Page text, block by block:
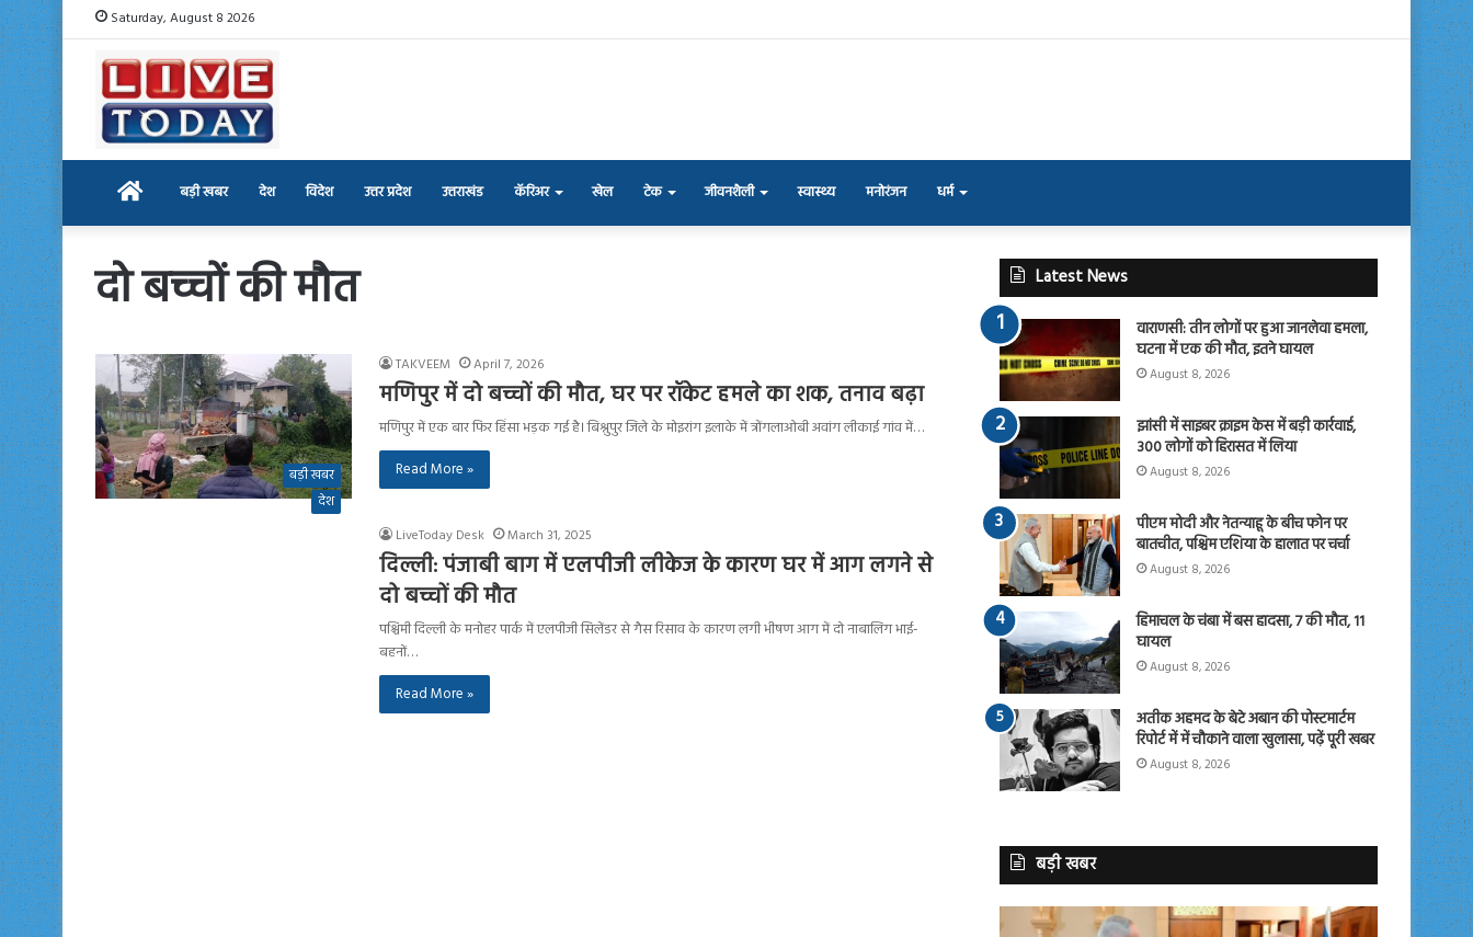
Saturday, August 8 2026
Home बड़ी खबर देश विदेश उत्तर प्रदेश उत्तराखंड कॅरिअर खेल टेक जीवनशैली स्वास्थ्य मनोरंजन धर्म
दो बच्चों की मौत
बड़ी खबर
TAKVEEM April 7, 2026
मणिपुर में दो बच्चों की मौत, घर पर रॉकेट हमले का शक, तनाव बढ़ा
मणिपुर में एक बार फिर हिंसा भड़क गई है। बिश्नुपुर जिले के मोइरांग इलाके में त्रोंगलाओबी अवांग लीकाई गांव में…
Read More »
देश
LiveToday Desk
March 31, 2025
दिल्ली: पंजाबी बाग में एलपीजी लीकेज के कारण घर में आग लगने से
दो बच्चों की मौत
पश्चिमी दिल्ली के मनोहर पार्क में एलपीजी सिलेंडर से गैस रिसाव के कारण लगी भीषण आग में दो नाबालिग भाई-
बहनों…
Read More »
Latest News
वाराणसी: तीन लोगों पर हुआ जानलेवा हमला,
घटना में एक की मौत, इतने घायल
August 8, 2026
झांसी में साइबर क्राइम केस में बड़ी कार्रवाई,
300 लोगों को हिरासत में लिया
August 8, 2026
पीएम मोदी और नेतन्याहू के बीच फोन पर
बातचीत, पश्चिम एशिया के हालात पर चर्चा
August 8, 2026
हिमाचल के चंबा में बस हादसा, 7 की मौत, 11
घायल
August 8, 2026
अतीक अहमद के बेटे अबान की पोस्टमार्टम
रिपोर्ट में में चौकाने वाला खुलासा, पढ़ें पूरी खबर
August 8, 2026
बड़ी खबर